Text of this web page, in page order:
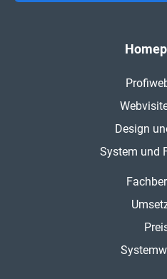
Design
System und